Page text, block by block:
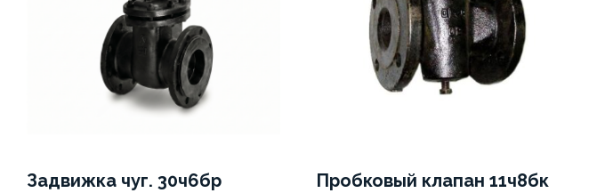
Задвижка чуг. 30ч6бр Пробковый клапан 11ч8бк